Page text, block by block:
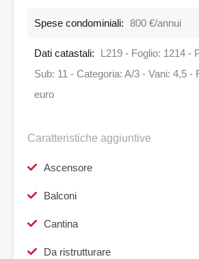
Spese condominiali: 800 €/annui
Dati catastali:
L219 - Foglio: 1214 -
Sub: 11 - Categoria: A/3 - Vani: 4,5 -
euro
Caratteristiche aggiuntive
Ascensore
Balconi
Cantina
Da ristrutturare